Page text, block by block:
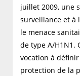
juillet 2009, une
surveillance et à
le menace
de type A/H1N1.
vocation à
protection de la